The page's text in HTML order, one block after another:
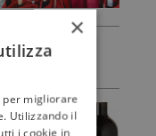
×
per migliorare
Utilizzando il
i cookie in